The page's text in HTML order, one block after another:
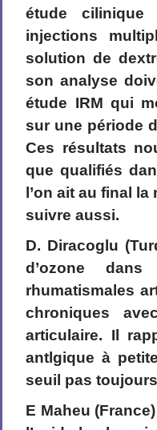
étude cilinique
injections
solution de
son analyse
étude IRM qui
sur une période
Ces résultats
que qualifiés
l’on ait au final
suivre aussi.
D. Diracoglu
d’ozone
rhumatismales
chroniques
articulaire. Il
antlgique à
seuil pas
E Maheu